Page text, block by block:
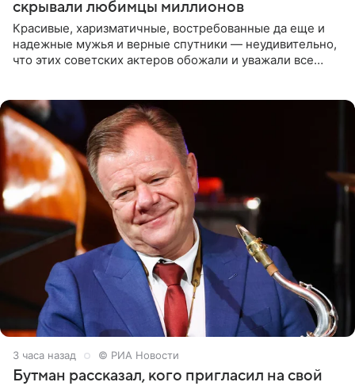
скрывали любимцы миллионов
Красивые, харизматичные, востребованные да еще и
надежные мужья и верные спутники — неудивительно,
что этих советских актеров обожали и уважали все
3 часа назад © РИА Новости
Бутман рассказал, кого пригласил на свой